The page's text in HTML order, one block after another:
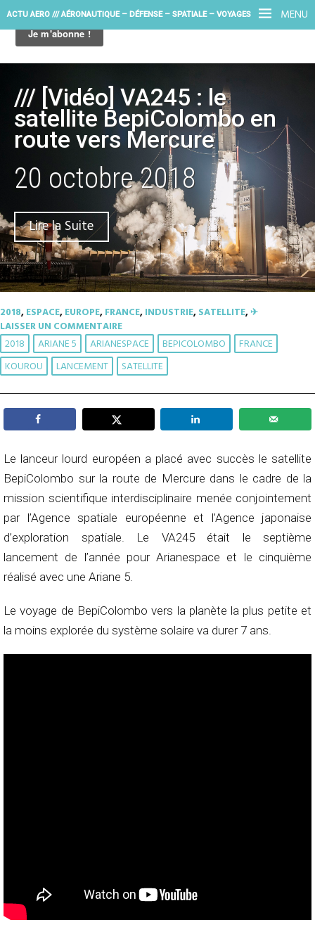
MENU
ACTU AERO /// AÉRONAUTIQUE – DÉFENSE – SPATIALE – VOYAGES
/// [Vidéo] VA245 : le
satellite BepiColombo en
route vers Mercure
20 octobre 2018
Lire la Suite
2018,ESPACE,EUROPE,FRANCE,INDUSTRIE,SATELLITE,✈︎
LAISSER UN COMMENTAIRE
2018 ARIANE 5 ARIANESPACE BEPICOLOMBO
FRANCE
KOUROU
LANCEMENT SATELLITE
Le lanceur lourd européen a placé avec succès le satellite
BepiColombo sur la route de Mercure dans le cadre de la
mission scientifique interdisciplinaire menée conjointement
par l’Agence spatiale européenne et l’Agence japonaise
d’exploration spatiale. Le VA245 était le septième
lancement de l’année pour Arianespace et le cinquième
réalisé avec une Ariane 5.
Le voyage de BepiColombo vers la planète la plus petite et
la moins explorée du système solaire va durer 7 ans.